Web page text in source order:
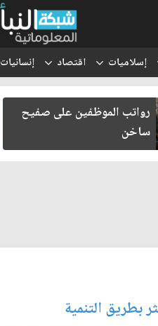
إسلاميات اقتصاد إنسانيات
هجرة الكفاءات العراقية..
الأسباب والآثار الاقتصادية
والإدارية
بطريق التنمية